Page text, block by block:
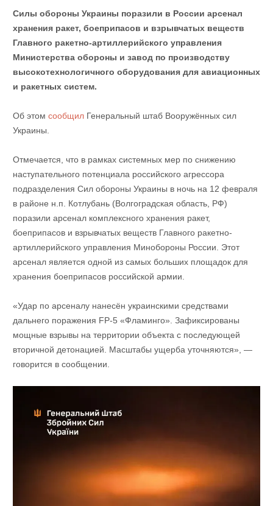
Силы обороны Украины поразили в России арсенал
хранения ракет, боеприпасов и взрывчатых веществ
Главного ракетно-артиллерийского управления
Министерства обороны и завод по производству
высокотехнологичного оборудования для авиационных
и ракетных систем.
Об этом сообщилГенеральный штаб Вооружённых сил
Украины.
Отмечается, что в рамках системных мер по снижению
наступательного потенциала российского агрессора
подразделения Сил обороны Украины в ночь на 12 февраля
в районе н.п. Котлубань (Волгоградская область, РФ)
поразили арсенал комплексного хранения ракет,
боеприпасов и взрывчатых веществ Главного ракетно-
артиллерийского управления Минобороны России. Этот
арсенал является одной из самых больших площадок для
хранения боеприпасов российской армии.
«Удар по арсеналу нанесён украинскими средствами
дальнего поражения FP-5 «Фламинго». Зафиксированы
мощные взрывы на территории объекта с последующей
вторичной детонацией. Масштабы ущерба уточняются», —
говорится в сообщении.